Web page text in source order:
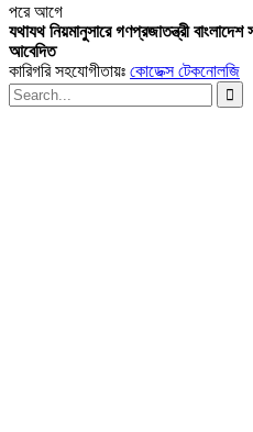
পরেআগে
যথাযথ নিয়মানুসারে গণপ্রজাতন্ত্রী
আবেদিত
কারিগরি সহযোগীতায়ঃ কোডেক্স টেকনোলজি